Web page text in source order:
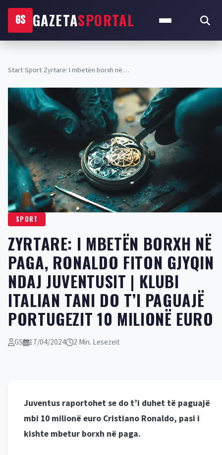
GS GAZETASPORTAL
Start›Sport›Zyrtare: I mbetën borxh në…
SPORT
ZYRTARE: I MBETËN BORXH NË
PAGA, RONALDO FITON GJYQIN
NDAJ JUVENTUSIT | KLUBI
ITALIAN TANI DO T’I PAGUAJË
PORTUGEZIT 10 MILIONË EURO
GS 17/04/2024 2 Min. Lesezeit
Juventus raportohet se do t’i duhet të paguajë
mbi 10 milionë euro Cristiano Ronaldo, pasi i
kishte mbetur borxh në paga.